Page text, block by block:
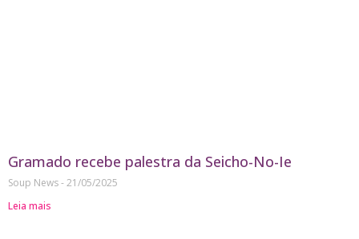
Gramado recebe palestra da Seicho-No-Ie
Soup News 21/05/2025
Leia mais